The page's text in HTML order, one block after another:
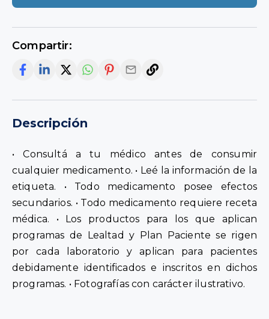
Compartir:
Descripción
• Consultá a tu médico antes de consumir
cualquier medicamento. • Leé la información de la
etiqueta. • Todo medicamento posee efectos
secundarios. • Todo medicamento requiere receta
médica. • Los productos para los que aplican
programas de Lealtad y Plan Paciente se rigen
por cada laboratorio y aplican para pacientes
debidamente identificados e inscritos en dichos
programas. • Fotografías con carácter ilustrativo.